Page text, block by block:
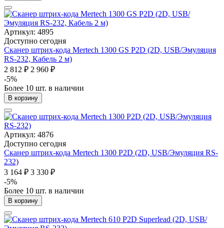
Артикул: 4895
Доступно сегодня
Сканер штрих-кода Mertech 1300 GS P2D (2D, USB/Эмуляция
RS-232, Кабель 2 м)
2 812 ₽ 2 960 ₽
-5%
Более 10 шт. в наличии
В корзину
Артикул: 4876
Доступно сегодня
Сканер штрих-кода Mertech 1300 P2D (2D, USB/Эмуляция RS-
232)
3 164 ₽ 3 330 ₽
-5%
Более 10 шт. в наличии
В корзину